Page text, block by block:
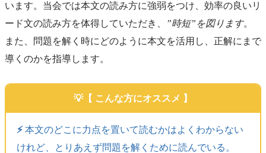
います。当会では本文の読み方に強弱をつけ、効率の良いリ
ード文の読み方を体得していただき、
”時短”を図ります。
また、問題を解く時にどのように本文を活用し、正解にまで
導くのかを指導します。
【 こんな方にオススメ 】
⚡️本文のどこに力点を置いて読むかはよくわからない
けれど、とりあえず問題を解くために読んでいる。